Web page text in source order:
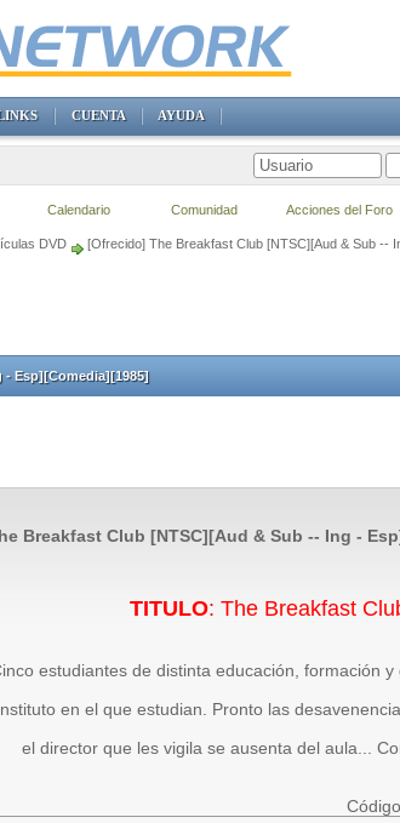
DVD [Ofrecido] The Breakfast Club [NTSC][Aud & Sub --
- Esp][Comedia][1985]
Breakfast Club [NTSC][Aud & Sub -- Ing -
TITULO: The Breakfast
estudiantes de distinta educación, formación
en el que estudian. Pronto las
el director que les vigila se ausenta del aula...
CUENTA AYUDA
Calendario Comunidad Acciones del Foro